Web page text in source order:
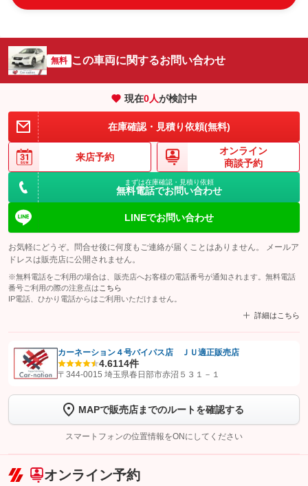
無料 この車両に関するお問い合わせ
現在0人が検討中
在庫確認・見積り依頼(無料)
来店予約
オンライン
商談予約
まずは在庫確認・見積り依頼
無料電話でお問い合わせ
LINEでお問い合わせ
お気軽にどうぞ。問合せ後に何度もご連絡が届くことはありません。 メールア
ドレスは販売店に公開されません。
※無料電話をご利用の場合は、販売店へお客様の電話番号が通知されます。無料電話
番号ご利用の際の注意点は こちら
IP電話、ひかり電話からはご利用いただけません。
詳細はこちら
【STEP1】
認証画面でグーネットを友だち追加してから「許可する」ボタンを押
トーク画面で
ボタンをタップして問い合わせを
完了してください。
こちら
カーネーション４号バイパス店 ＪＵ適正販売店
4.6114件
〒344-0015 埼玉県春日部市赤沼５３１－１
MAPで販売店までのルートを確認する
スマートフォンの位置情報をONにしてください
オンライン予約